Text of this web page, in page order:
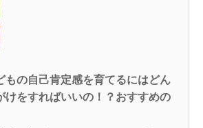
もの自己肯定感を育てるにはどん
けをすればいいの！？おすすめの